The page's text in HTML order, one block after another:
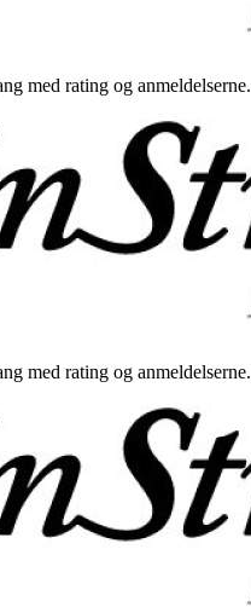
med rating og anmeldelserne.
med rating og anmeldelserne.